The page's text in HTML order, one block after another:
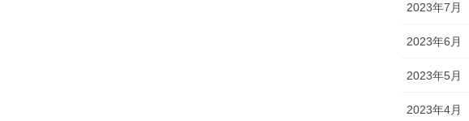
2023年7月
2023年6月
2023年5月
2023年4月